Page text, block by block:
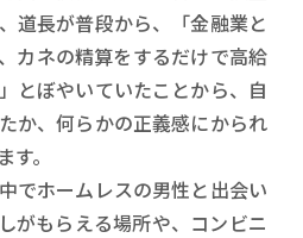
道長が普段から、「金融業と
カネの精算をするだけで高給
とぼやいていたことから、自
か、何らかの正義感にかられ
。
でホームレスの男性と出会い
がもらえる場所や、コンビニ